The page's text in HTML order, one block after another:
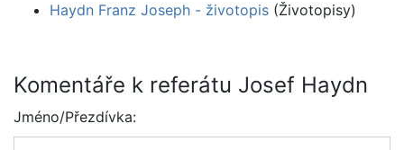
Haydn Franz Joseph - životopis (Životopisy)
Komentáře k referátu Josef Haydn
Jméno/Přezdívka: